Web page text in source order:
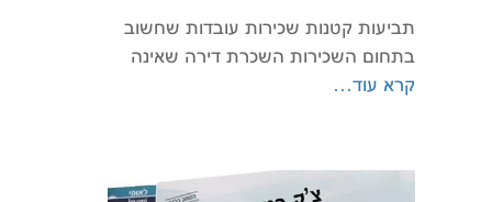
תביעות קטנות שכירות עובדות שחשוב
בתחום השכירות השכרת דירה שאינה
קרא עוד…